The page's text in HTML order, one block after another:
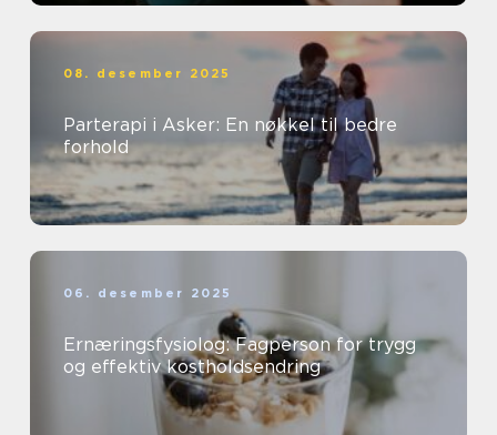
08. desember 2025
Parterapi i Asker: En nøkkel til bedre
forhold
06. desember 2025
Ernæringsfysiolog: Fagperson for trygg
og effektiv kostholdsendring